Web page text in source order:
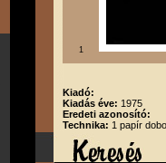
1
Kiadó:
Kiadás éve: 1975
Eredeti azonosító:
Technika: 1 papír